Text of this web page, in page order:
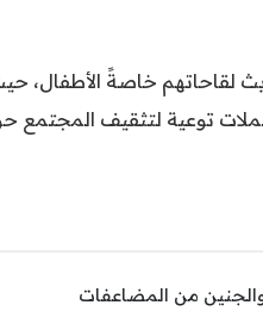
لقاحاتهم خاصةً الأطفال،
حملات توعية لتثقيف
والجنين من المضاعفات